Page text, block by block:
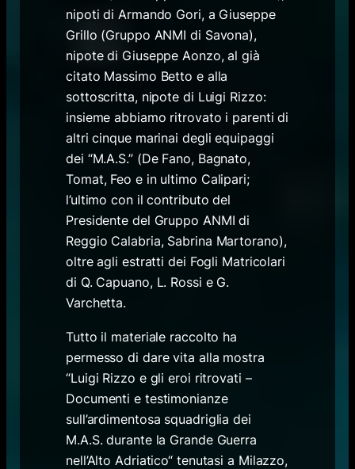
nipoti di Armando Gori, a Giuseppe
Grillo (Gruppo ANMI di Savona),
nipote di Giuseppe Aonzo, al già
citato Massimo Betto e alla
sottoscritta, nipote di Luigi Rizzo:
insieme abbiamo ritrovato i parenti di
altri cinque marinai degli equipaggi
dei “M.A.S.” (De Fano, Bagnato,
Tomat, Feo e in ultimo Calipari;
l’ultimo con il contributo del
Presidente del Gruppo ANMI di
Reggio Calabria, Sabrina Martorano),
oltre agli estratti dei Fogli Matricolari
di Q. Capuano, L. Rossi e G.
Varchetta.
Tutto il materiale raccolto ha
permesso di dare vita alla mostra
“Luigi Rizzo e gli eroi ritrovati –
Documenti e testimonianze
sull’ardimentosa squadriglia dei
M.A.S. durante la Grande Guerra
nell’Alto Adriatico“ tenutasi a Milazzo,